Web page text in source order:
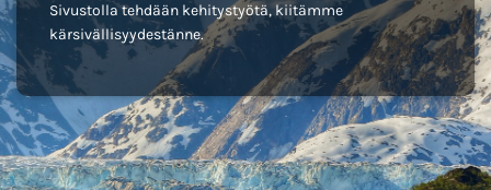
Sivustolla tehdään kehitystyötä, kiitämme
kärsivällisyydestänne.